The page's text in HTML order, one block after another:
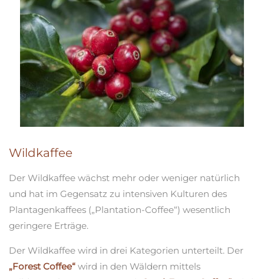
Wildkaffee
Der Wildkaffee wächst mehr oder weniger natürlich
und hat im Gegensatz zu intensiven Kulturen des
Plantagenkaffees („Plantation-Coffee“) wesentlich
geringere Erträge.
Der Wildkaffee wird in drei Kategorien unterteilt. Der
„Forest Coffee“ wird in den Wäldern mittels